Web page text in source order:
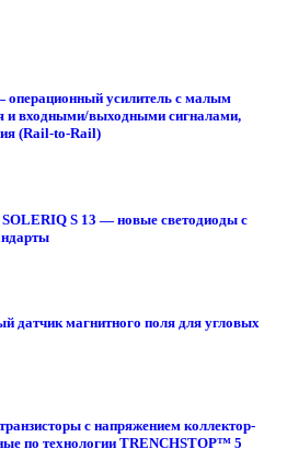
операционный усилитель с малым
и входными/выходными сигналами,
(Rail-to-Rail)
S 13 — новые светодиоды с
датчик магнитного поля для угловых
с напряжением коллектор-
по технологии TRENCHSTOP™ 5